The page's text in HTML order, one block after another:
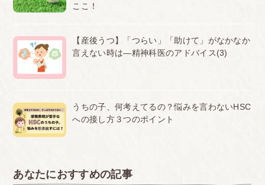
ここ！
【産後うつ】「つらい」「助けて」がなかなか
言えない時は―精神科医のアドバイス(3)
うちの子、何考えてるの？悩みを言わないHSC
への接し方３つのポイント
あなたにおすすめの記事